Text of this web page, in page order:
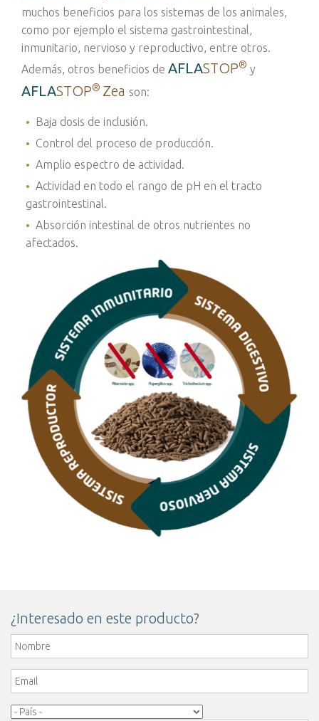
muchos beneficios para los sistemas de los animales,
como por ejemplo el sistema gastrointestinal,
inmunitario, nervioso y reproductivo, entre otros.
Además, otros beneficios de AFLASTOP® y
AFLASTOP® Zea son:
Baja dosis de inclusión.
Control del proceso de producción.
Amplio espectro de actividad.
Actividad en todo el rango de pH en el tracto
gastrointestinal.
Absorción intestinal de otros nutrientes no
afectados.
¿Interesado en este producto?
Nombre
Email
Pais*